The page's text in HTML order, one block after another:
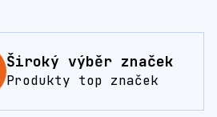
Široký výběr značek
Produkty top značek